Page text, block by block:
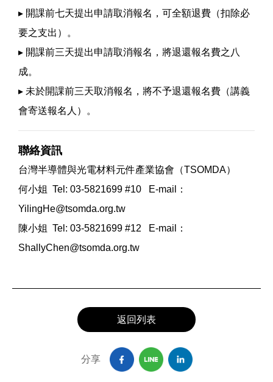
▸ 開課前七天提出申請取消報名，可全額退費（扣除必
要之支出）。
▸ 開課前三天提出申請取消報名，將退還報名費之八
成。
▸ 未於開課前三天取消報名，將不予退還報名費（講義
會寄送報名人）。
聯絡資訊
台灣半導體與光電材料元件產業協會（TSOMDA）
何小姐 Tel: 03-5821699 #10 E-mail：
YilingHe@tsomda.org.tw
陳小姐 Tel: 03-5821699 #12 E-mail：
ShallyChen@tsomda.org.tw
返回列表
分享